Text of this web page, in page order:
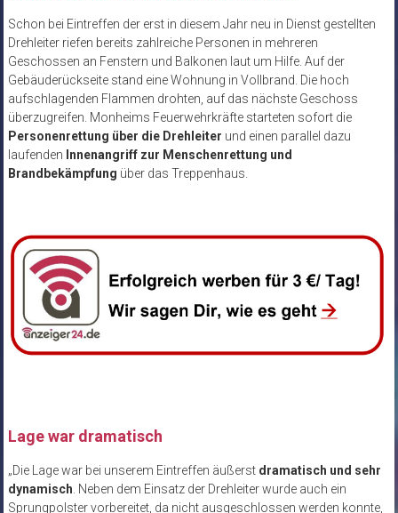
Schon bei Eintreffen der erst in diesem Jahr neu in Dienst gestellten
Drehleiter riefen bereits zahlreiche Personen in mehreren
Geschossen an Fenstern und Balkonen laut um Hilfe. Auf der
Gebäuderückseite stand eine Wohnung in Vollbrand. Die hoch
aufschlagenden Flammen drohten, auf das nächste Geschoss
überzugreifen. Monheims Feuerwehrkräfte starteten sofort die
Personenrettung über die Drehleiter und einen parallel dazu
laufenden Innenangriff zur Menschenrettung und
Brandbekämpfung über das Treppenhaus.
Lage war dramatisch
„Die Lage war bei unserem Eintreffen äußerst dramatisch und sehr
dynamisch . Neben dem Einsatz der Drehleiter wurde auch ein
Sprungpolster vorbereitet, da nicht ausgeschlossen werden konnte,